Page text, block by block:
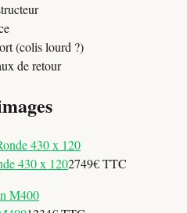
(colis lourd ?)
de retour
430 x 1202749€ TTC